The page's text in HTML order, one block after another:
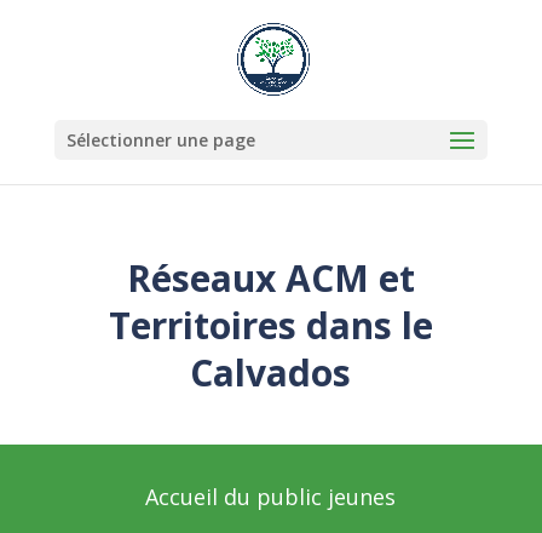
Sélectionner une page
Réseaux ACM et
Territoires dans le
Calvados
Accueil du public jeunes